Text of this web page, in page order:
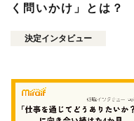
く問いかけ」とは？
決定インタビュー